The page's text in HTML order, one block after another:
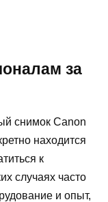
за
снимок Canon
находится
к
случаях часто
и опыт,